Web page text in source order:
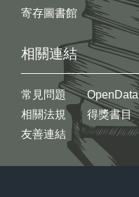
寄存圖書館
相關連結
常見問題
相關法規
友善連結
OpenData
得獎書目